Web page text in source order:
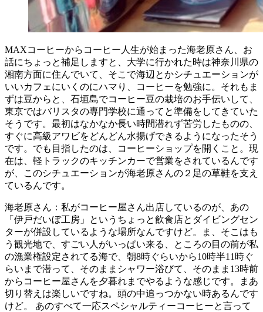
MAXコーヒーからコーヒー人生が始まった海老原さん、お
話にちょっと補足しますと、大学に行かれた時は神奈川県の
湘南方面に住んでいて、そこで海辺とかシチュエーションが
いいカフェにいくのにハマり、コーヒーを勉強に。それもま
ずは豆からと、石垣島でコーヒー豆の栽培のお手伝いして、
東京ではバリスタの専門学校に通ってと準備をしてきていた
そうです。最初はなかなか長い時間潜れず苦労したものの、
すぐに高級アワビをどんどん水揚げできるようになったそう
です。でも目指したのは、コーヒーショップを開くこと。現
在は、軽トラックのキッチンカーで営業をされているんです
が、このシチュエーションが海老原さんの２足の草鞋を支え
ているんです。
海老原さん：私がコーヒー屋さん出店しているのが、あの
「伊戸だいぼ工房」というちょっと飲食店とダイビングセン
ターが併設しているような場所なんですけど。ま、そこはも
う観光地で、すごい人がいっぱい来る、ところの目の前が私
の漁業権設定されてる海で、朝8時ぐらいから10時半11時ぐ
らいまで潜って、そのままシャワー浴びて、そのまま13時前
からコーヒー屋さんを夕暮れまでやるような感じです。まあ
切り替えは楽しいですね。頭の中追っつかない時あるんです
けど。 あのすべて一応スペシャルティーコーヒーと言って